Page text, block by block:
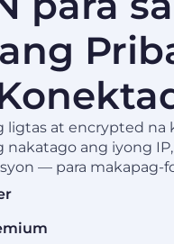
at encrypted na
nakatago ang iyong
— para makapag-